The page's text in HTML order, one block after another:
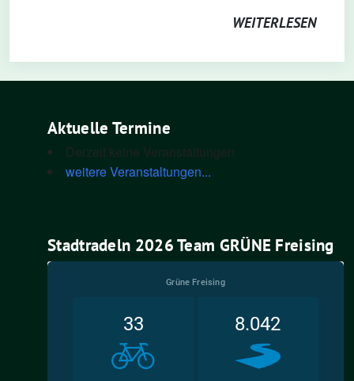
WEITERLESEN
Aktuelle Termine
Derzeit keine Veranstaltungen
weitere Veranstaltungen...
Stadtradeln 2026 Team GRÜNE Freising